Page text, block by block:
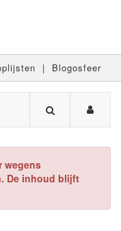
| Blogosfeer
wegens
De inhoud blijft